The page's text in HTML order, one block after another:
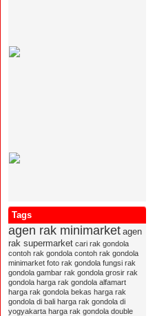
Tags
agen rak minimarket agen
rak supermarket cari rak gondola
contoh rak gondola contoh rak gondola
minimarket foto rak gondola fungsi rak
gondola gambar rak gondola grosir rak
gondola harga rak gondola alfamart
harga rak gondola bekas harga rak
gondola di bali harga rak gondola di
yogyakarta harga rak gondola double